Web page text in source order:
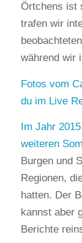
Örtchens ist
trafen wir
während wir
Fotos vom
du im Live
Im Jahr
weiteren
Burgen und
Regionen,
hatten. Der
kannst aber
Berichte